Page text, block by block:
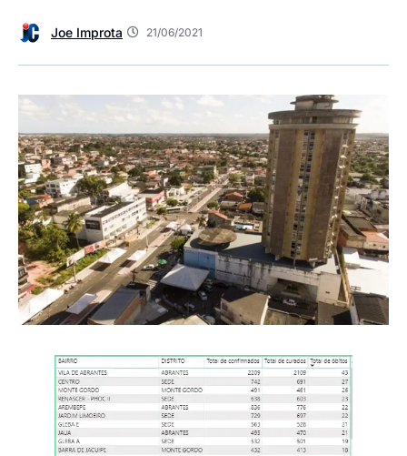
Joe Improta 21/06/2021